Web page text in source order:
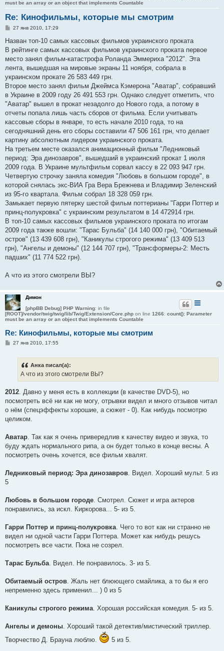
must be an array or an object that implements Countable
Re: Кинофильмы, которые мы смотрим
С
о
щ
е
и
е
27 янв 2010, 17:29
Назван топ-10 самых кассовых фильмов украинского проката
В рейтинге самых кассовых фильмов украинского проката первое
место занял фильм-катастрофа Роланда Эммериха "2012". Эта
лента, вышедшая на мировые экраны 11 ноября, собрала в
украинском прокате 26 583 449 грн.
Второе место занял фильм Джеймса Кэмерона "Аватар", собравший
в Украине в 2009 году 26 491 553 грн. Однако следует отметить, что
"Аватар" вышел в прокат незадолго до Нового года, а потому в
отчеты попала лишь часть сборов от фильма. Если учитывать
кассовые сборы в январе, то есть начале 2010 года, то на
сегодняшний день его сборы составили 47 506 161 грн, что делает
картину абсолютным лидером украинского проката.
На третьем месте оказался анимационный фильм "Ледниковый
период: Эра динозавров", вышедший в украинский прокат 1 июля
2009 года. В Украине мультфильм сорвал кассу в 22 093 947 грн.
Четвертую строчку заняла комедия "Любовь в большом городе", в
которой снялась экс-ВИА Гра Вера Брежнева и Владимир Зеленский
из 95-го квартала. Фильм собрал 18 328 059 грн.
Замыкает первую пятерку шестой фильм поттерианы "Гарри Поттер и
принц-полукровка" с украинским результатом в 14 472914 грн.
В топ-10 самых кассовых фильмов украинского проката по итогам
2009 года также вошли: "Тарас Бульба" (14 140 000 грн), "Обитаемый
остров" (13 439 608 грн), "Каникулы строгого режима" (13 409 513
грн), "Ангелы и демоны" (12 144 707 грн), "Трансформеры-2: Месть
падших" (11 774 522 грн).
А что из этого смотрели ВЫ?
Димон
[phpBB Debug] PHP Warning: in file
[ROOT]/vendor/twig/twig/lib/Twig/Extension/Core.php on line 1266: count(): Parameter
must be an array or an object that implements Countable
Re: Кинофильмы, которые мы смотрим
С
е
27 янв 2010, 17:55
Анка писал(а):
А что из этого смотрели ВЫ?
2012. Давно у меня есть в коллекции (в качестве DVD-5), но
посмотреть всё ни как не могу, отрывки видел и много отзывов читал
о нём (спецэффекты хорошие, а сюжет - 0). Как нибудь посмотрю
целиком.
Аватар. Так как я очень привередлив к качеству видео и звука, то
буду ждать нормального рипа, а он будет только в конце весны. А
посмотреть очень хочется, все фильм хвалят.
Ледниковый период: Эра динозавров. Видел. Хороший мульт. 5 из
5
Любовь в большом городе. Смотрел. Сюжет и игра актеров
понравились, за искл. Киркорова... 5- из 5.
Гарри Поттер и принц-полукровка. Чего то вот как ни странно не
видел ни одной части Гарри Поттера. Может как нибудь решусь
посмотреть все части. Пока не созрел.
Тарас Бульба. Видел. Не понравилось. 3- из 5.
Обитаемый остров. Жаль нет блюющего смайлика, а то бы я его
непременно здесь применил... ) 0 из 5
Каникулы строгого режима. Хорошая российская комедия. 5- из 5.
Ангелы и демоны. Хороший такой детектив/мистический триллер.
Творчество Д. Брауна люблю.
5 из 5.